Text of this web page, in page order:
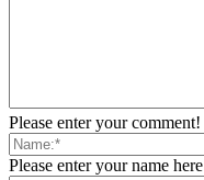
Please enter your comment!
Please enter your name here